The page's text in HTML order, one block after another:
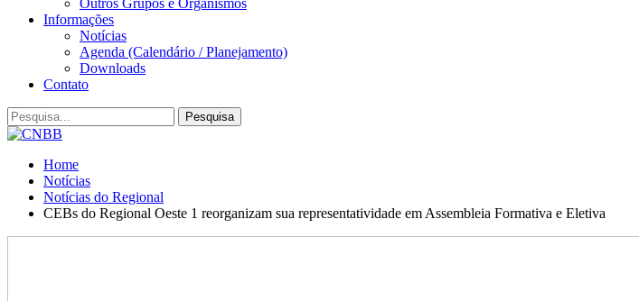
Outros Grupos e Organismos
Informações
Notícias
Agenda (Calendário / Planejamento)
Downloads
Contato
Home
Notícias
Notícias do Regional
CEBs do Regional Oeste 1 reorganizam sua representatividade em Assembleia Formativa e Eletiva